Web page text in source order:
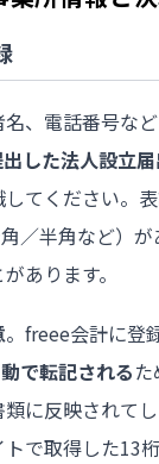
、電話番号な
した法人設立
してください。
／半角など）が
あります。
。freee会計に登
で転記される
に反映されて
で取得した13